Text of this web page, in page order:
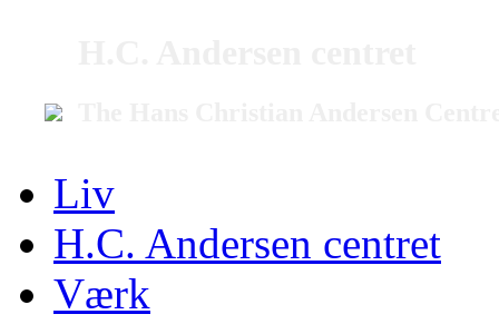
Liv
H.C. Andersen centret
Værk